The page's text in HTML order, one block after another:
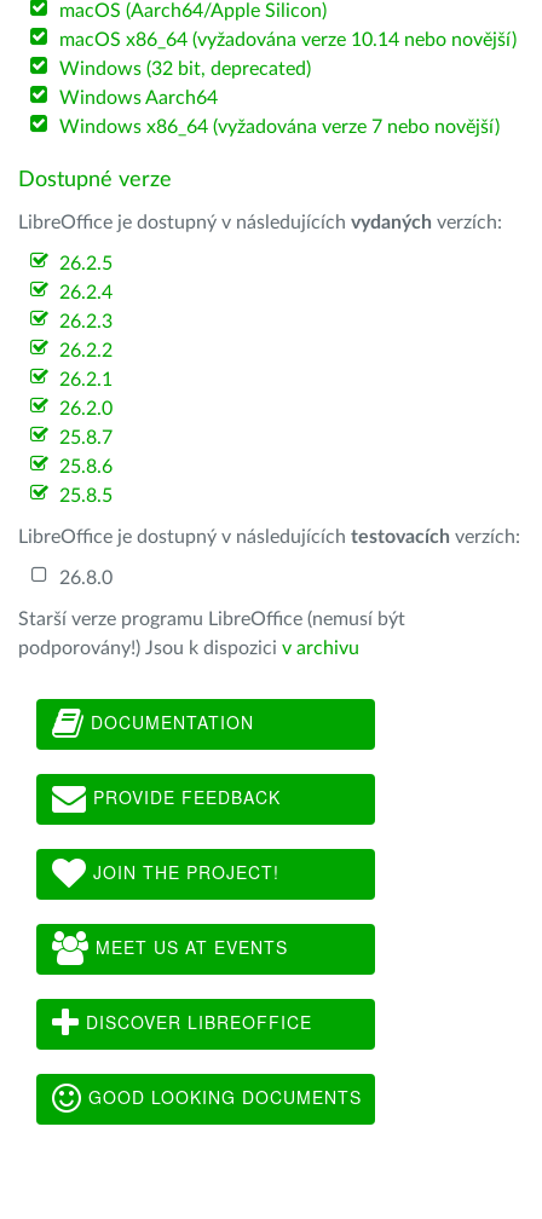
macOS (Aarch64/Apple Silicon)
macOS x86_64 (vyžadována verze 10.14 nebo novější)
Windows (32 bit, deprecated)
Windows Aarch64
Windows x86_64 (vyžadována verze 7 nebo novější)
Dostupné verze
LibreOffice je dostupný v následujících vydaných verzích:
26.2.5
26.2.4
26.2.3
26.2.2
26.2.1
26.2.0
25.8.7
25.8.6
25.8.5
LibreOffice je dostupný v následujících testovacích verzích:
26.8.0
Starší verze programu LibreOffice (nemusí být
podporovány!) Jsou k dispozici v archivu
DOCUMENTATION
PROVIDE FEEDBACK
JOIN THE PROJECT!
MEET US AT EVENTS
DISCOVER LIBREOFFICE
GOOD LOOKING DOCUMENTS